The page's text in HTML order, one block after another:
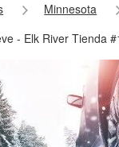
Minnesota
- Elk River Tienda